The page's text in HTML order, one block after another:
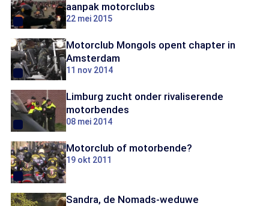
aanpak motorclubs
22 mei 2015
Motorclub Mongols opent chapter in
Amsterdam
11 nov 2014
Limburg zucht onder rivaliserende
motorbendes
08 mei 2014
Motorclub of motorbende?
19 okt 2011
Sandra, de Nomads-weduwe